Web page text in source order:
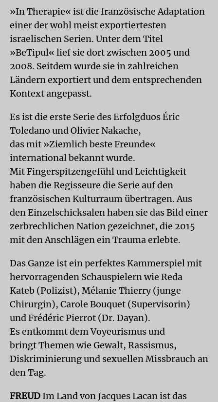
»In Therapie« ist die französische Adaptation
einer der wohl meist exportiertesten
israelischen Serien. Unter dem Titel
»BeTipul« lief sie dort zwischen 2005 und
2008. Seitdem wurde sie in zahlreichen
Ländern exportiert und dem entsprechenden
Kontext angepasst.
Es ist die erste Serie des Erfolgduos Éric
Toledano und Olivier Nakache,
das mit »Ziemlich beste Freunde«
international bekannt wurde.
Mit Fingerspitzengefühl und Leichtigkeit
haben die Regisseure die Serie auf den
französischen Kulturraum übertragen. Aus
den Einzelschicksalen haben sie das Bild einer
zerbrechlichen Nation gezeichnet, die 2015
mit den Anschlägen ein Trauma erlebte.
Das Ganze ist ein perfektes Kammerspiel mit
hervorragenden Schauspielern wie Reda
Kateb (Polizist), Mélanie Thierry (junge
Chirurgin), Carole Bouquet (Supervisorin)
und Frédéric Pierrot (Dr. Dayan).
Es entkommt dem Voyeurismus und
bringt Themen wie Gewalt, Rassismus,
Diskriminierung und sexuellen Missbrauch an
den Tag.
FREUD Im Land von Jacques Lacan ist das